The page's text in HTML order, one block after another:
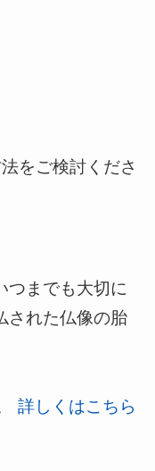
をご検討くださ
つまでも大切に
された仏像の胎
詳しくはこちら